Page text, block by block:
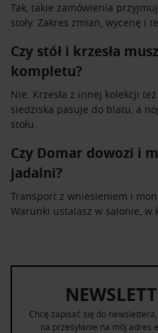
Tak, takie zamówienia
stoły. Zakres zmian, wycenę i
Czy stół i krzesła
kompletu?
Nie. Krzesła z innej kolekcji
siedziska pasuje do blatu, a
stołu.
Czy Domar dowozi i
jadalni?
Transport z wniesieniem i
Warunki ustalasz w salonie, w
Chcę zapisać się do
na przesyłanie na mój adres